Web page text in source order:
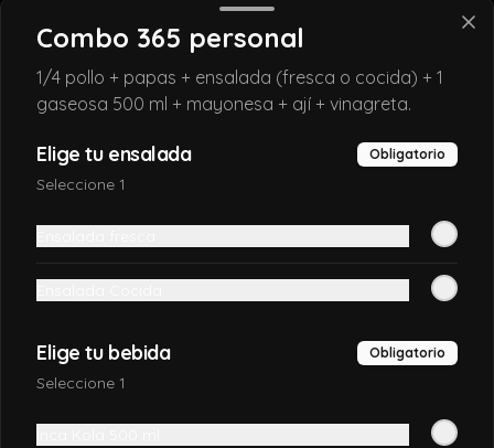
1/2 pollo 365
1/2 pollo a la brasa doradito y crocante
Conócenos
Combo 365 personal
1/4 pollo + papas + ensalada (fresca o cocida) + 1
gaseosa 500 ml + mayonesa + ají + vinagreta.
Elige tu ensalada Obligatorio
Seleccione 1
Elige tu bebida Obligatorio
Seleccione 1